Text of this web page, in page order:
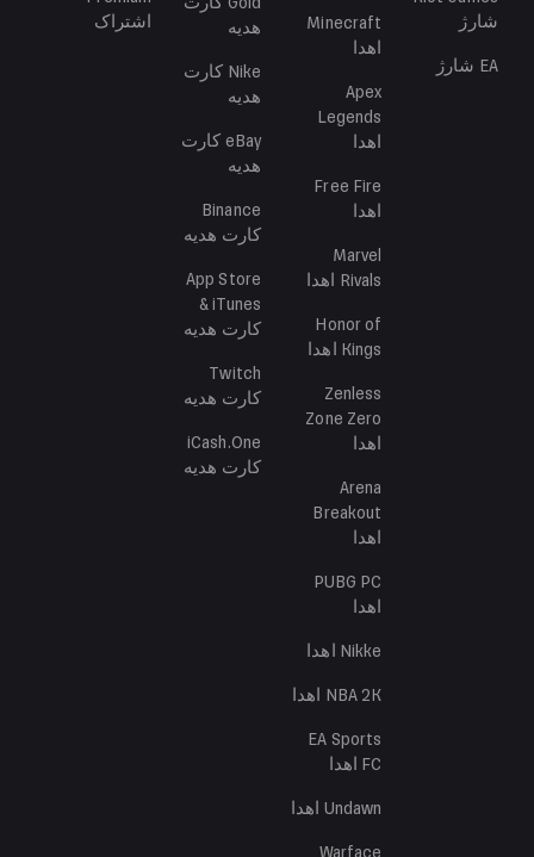
شارژ
EA شارژ
Minecraft
اهدا
Apex
Legends
اهدا
Free Fire
اهدا
Marvel
Rivals اهدا
Honor of
Kings اهدا
Zenless
Zone Zero
اهدا
Arena
Breakout
اهدا
PUBG PC
اهدا
Nikke اهدا
NBA 2K اهدا
EA Sports
FC اهدا
Undawn اهدا
Warface
هدیه
Nike کارت
هدیه
eBay کارت
هدیه
Binance
کارت هدیه
App Store
& iTunes
کارت هدیه
Twitch
کارت هدیه
iCash.One
کارت هدیه
اشتراک